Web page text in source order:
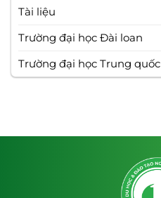
Tài liệu
Trường đại học Đài loan
Trường đại học Trung quốc